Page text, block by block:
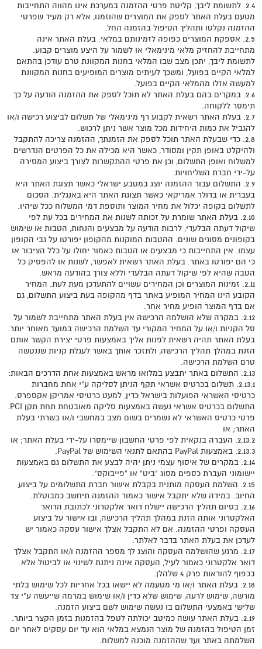
2.4. לתשומת ליבך, קליטת פרטי ההזמנה במערכת אינו מהווה התחייבות
מטעם בעלת האתר לספק את המוצרים שהוזמנו, אלא רק מעיד שפרטי
ההזמנה נקלטו ותהליך הטיפול בהזמנה החל.
2.5. אספקת המוצרים כפופה לזמינותם במלאי. בעלת האתר אינה
מתחייבת להחזיק מלאי מינימאלי או לשמור על היצע מוצרים קבוע.
לתשומת ליבך, יתכן מצב שבו המלאי בחנות המקוונת טרם עודכן בהתאם
למלאי הקיים בפועל, ומשכך לעיתים מוצרים המופיעים בחנות המקוונת
למעשה אזלו מהמלאי הקיים בפועל.
2.6. במקרים בהם בעלת האתר לא תוכל לספק את ההזמנה הודעה על כך
תימסר ללקוחה.
2.7. בעלת האתר רשאית לקבוע רף מינימאלי של תשלום לביצוע רכישה ו/או
להגביל את כמות היחידות מכל מוצר אשר ניתן לרכוש.
2.8. כדי שבעלת האתר תוכל לספק את הזמנתך, ההזמנה צריכה להתקבל
ולהיקלט באופן תקין ומסודר, כאשר היא מכילה את כל הפרטים הנדרשים
למשלוח ואופן התשלום, וכן את פרטי ההתקשרות לצורך ביצוע המסירה
על-ידי חברת השליחויות.
2.9. התשלום עבור ההזמנה יוצג במטבע ישראלי כאשר תצוגת האתר היא
בעברית או בדולר אמריקאי כאשר תצוגת האתר היא באנגלית. הסכום
לתשלום בקופה יכלול את מחיר המוצר ותוספת דמי המשלוח ככל שיהיו.
2.10. בעלת האתר שומרת על זכותה לשנות את המחירים בכל עת לפי
שיקול דעתה הבלעדי, לרבות הודעה על מבצעים והנחות, הטבות או שימוש
בקופונים מסוגים שונים. ההטבות המוקנות מהקופון יפורטו על גבי הקופון
עצמו. אין התחייבות כי מבצעים או הטבות כאמור יחולו על כלל הציבור או
כי הם יפורטו באתר. בעלת האתר רשאית לאפשר, לשנות או להפסיק כל
הטבה שהיא לפי שיקול דעתה הבלעדי וללא צורך בהודעה מראש.
2.11. זמינות המוצרים וכן המחירים עשויים להתעדכן מעת לעת. המחיר
הקובע הינו המחיר המופיע באתר בדף מהקופה בעת ביצוע התשלום, גם
אם בדף המוצר הופיע מחיר אחר.
2.12. במקרה שלא הושלמה הרכישה אין בעלת האתר מתחייבת לשמור על
סל הקניות ו/או על המחיר המקורי עד השלמת הרכישה במועד מאוחר יותר.
בעלת האתר תהיה רשאית לפנות אליך באמצעות פרטי יצירת הקשר אותם
הזנת במהלך תהליך הרכישה, ולתזכר אותך באשר לעגלת קניות שננטשה
טרם השלמת הרכישה.
2.13. התשלום באתר יתבצע במלואו מראש באמצעות אחת הדרכים הבאות:
2.13.1. תשלום בכרטיס אשראי תקף הניתן לסליקה ע"י אחת מחברות
כרטיסי האשראי הפועלות בישראל כדין, למעט כרטיסי אמריקן אקספרס.
התשלום בכרטיס אשראי נעשה באמצעות סליקה מאובטחת תחת תקן PCI.
פרטי כרטיס האשראי לא נשמרים בשום מצב במחשבי ו/או בשרתי בעלת
האתר; או
2.13.2. העברה בנקאית לפי פרטי החשבון שיימסרו על-ידי בעלת האתר; או
2.13.3. באמצעות PayPal בהתאם לתנאי השימוש של PayPal.
2.14. במקרים של איסוף עצמי ניתן יהיה לבצע את התשלום גם באמצעות
יישומוני העברת כספים מסוג "ביט" או "פייבוקס".
2.15. השלמת העסקה מותנית בקבלת אישור חברת התשלומים על ביצוע
החיוב. במידה שלא יתקבל אישור כאמור ההזמנה תיחשב כמבוטלת.
2.16. בסיום תהליך הרכישה יישלח דואר אלקטרוני לכתובת הדואר
האלקטרוני אותה הזנת במהלך תהליך הרכישה, ובו אישור על ביצוע
העסקה ופרטי ההזמנה. אם לא התקבל אצלך אישור עסקה כאמור יש
לעדכן את בעלת האתר בדבר לאלתר.
2.17. מרגע שהושלמה העסקה והוצג לך מספר ההזמנה ו/או התקבל אצלך
דואר אלקטרוני כאמור לעיל, העסקה אינה ניתנת לשינוי או לביטול אלא
בכפוף להוראות פרק 4 שלהלן.
2.18. בעלת האתר ו/או מי מטעמה לא יישאו בכל אחריות לכל שימוש בלתי
מורשה, שימוש לרעה, שימוש שלא כדין ו/או שימוש במרמה שייעשה ע"י צד
שלישי באמצעי התשלום בו נעשה שימוש לשם ביצוע הזמנה.
2.19. בעלת האתר עושה כמיטב יכולתה לטפל בהזמנות בזמן הקצר ביותר.
זמן הטיפול בהזמנה של מוצר הנמצא במלאי הוא עד יום עסקים לאחר יום
השלמתה באתר ועד שההזמנה מוכנה למשלוח.